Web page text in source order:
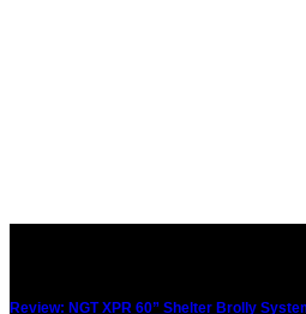
Review: NGT XPR 60” Shelter Brolly